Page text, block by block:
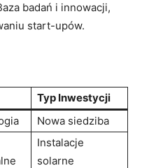
badań i innowacji,
start-upów.
Typ Inwestycji
Nowa siedziba
Instalacje
solarne